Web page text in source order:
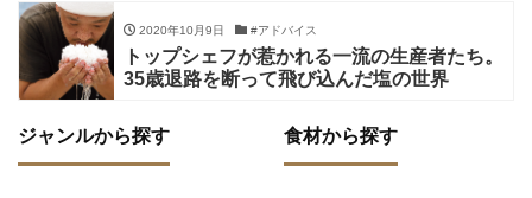
2020年10月9日 #アドバイス
トップシェフが惹かれる一流の生産者たち。
35歳退路を断って飛び込んだ塩の世界
ジャンルから探す 食材から探す